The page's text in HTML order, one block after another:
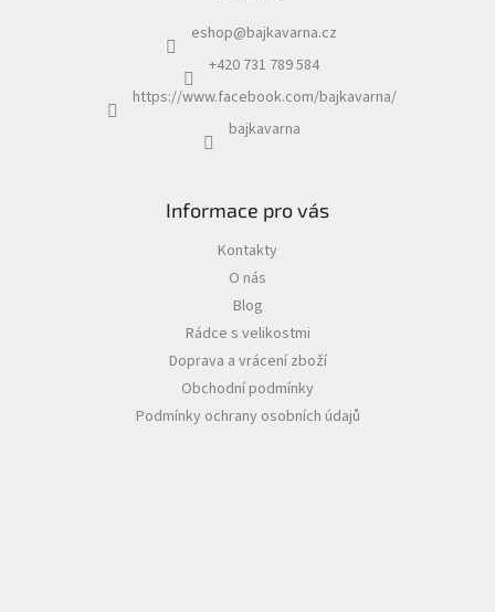
eshop@bajkavarna.cz
+420 731 789 584
https://www.facebook.com/bajkavarna/
bajkavarna
Informace pro vás
Kontakty
O nás
Blog
Rádce s velikostmi
Doprava a vrácení zboží
Obchodní podmínky
Podmínky ochrany osobních údajů